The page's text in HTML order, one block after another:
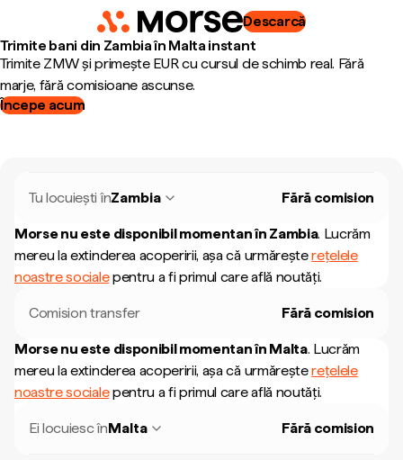
Descarcă
Trimite bani din Zambia în Malta instant
Trimite ZMW și primește EUR cu cursul de schimb real. Fără
marje, fără comisioane ascunse.
Începe acum
Tu locuiești înZambia Fără comision
Morse nu este disponibil momentan în Zambia. Lucrăm
mereu la extinderea acoperirii, așa că urmăreșterețelele
noastre socialepentru a fi primul care află noutăți.
Comision transfer Fără comision
Morse nu este disponibil momentan în Malta. Lucrăm
mereu la extinderea acoperirii, așa că urmăreșterețelele
noastre socialepentru a fi primul care află noutăți.
Ei locuiesc înMalta Fără comision